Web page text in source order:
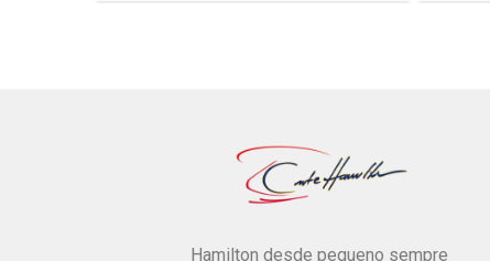
Hamilton desde pequeno sempre